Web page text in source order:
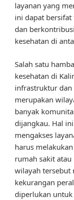
layanan yang
ini dapat bersifat
dan
kesehatan di
Salah satu
kesehatan di
infrastruktur dan
merupakan
banyak
dijangkau. Hal
mengakses
harus
rumah sakit
wilayah tersebut
kekurangan
diperlukan